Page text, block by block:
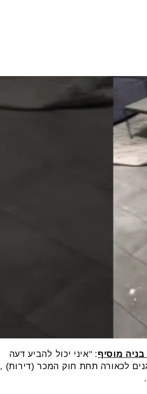
מוסיף: "איני יכול להביע דעה
לכאורה תחת חוק המכר (דירות) ,